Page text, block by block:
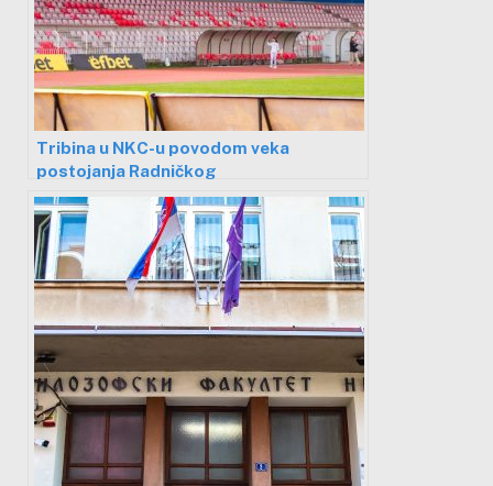
Tribina u NKC-u povodom veka
postojanja Radničkog